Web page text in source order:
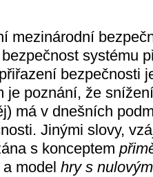
mezinárodní
systému
bezpečnosti
je poznání, že
má v dnešních
Jinými slovy,
s konceptem
a model hry s